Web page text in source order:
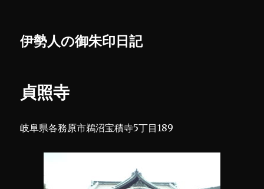
伊勢人の御朱印日記
貞照寺
岐阜県各務原市鵜沼宝積寺5丁目189